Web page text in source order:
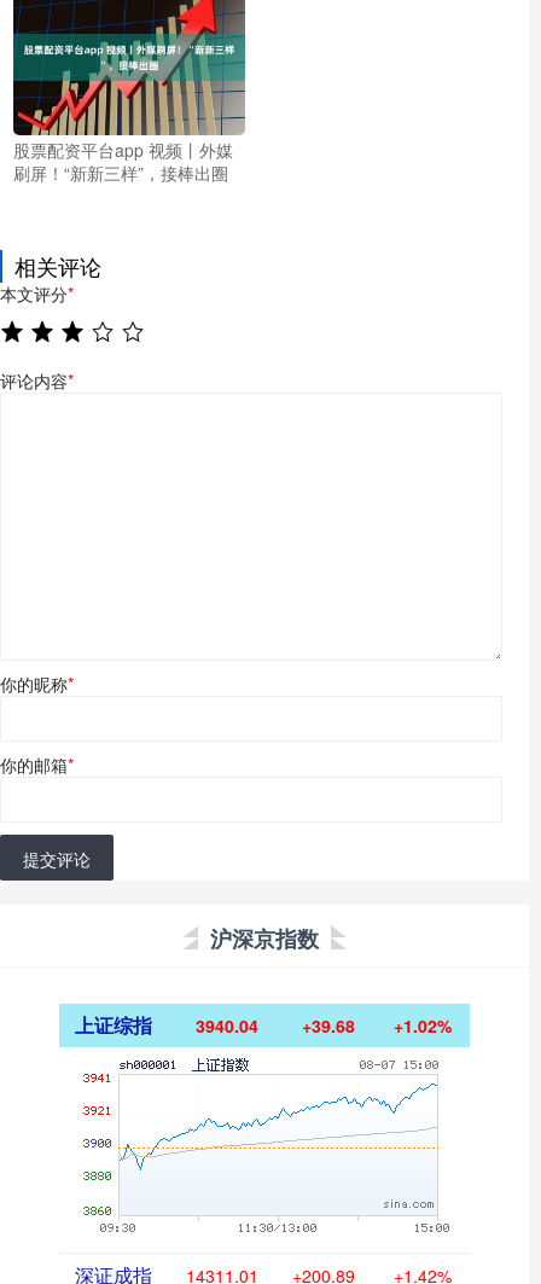
股票配资平台app 视频丨外媒
刷屏！“新新三样”，接棒出圈
相关评论
本文评分*
评论内容*
你的昵称*
你的邮箱*
提交评论
沪深京指数
上证综指 3940.04 +39.68 +1.02%
深证成指 14311.01 +200.89 +1.42%